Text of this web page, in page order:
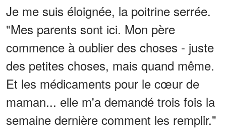
Je me suis éloignée, la poitrine serrée.
"Mes parents sont ici. Mon père
commence à oublier des choses - juste
des petites choses, mais quand même.
Et les médicaments pour le cœur de
maman... elle m'a demandé trois fois la
semaine dernière comment les remplir."